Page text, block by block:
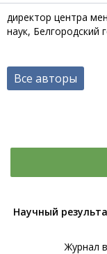
директор центра
наук, Белгородский
Все авторы
Научный
Журнал